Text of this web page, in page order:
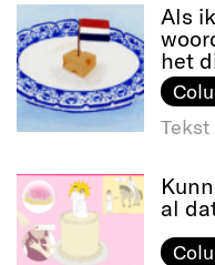
Als
het
Tekst
al